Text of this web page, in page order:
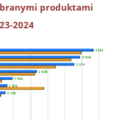
produktami
2024